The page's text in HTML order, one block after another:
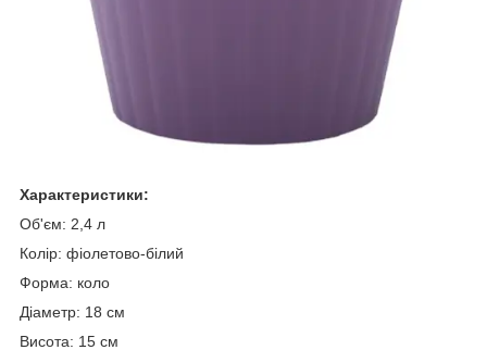
Характеристики:
Об'єм: 2,4 л
Колір: фіолетово-білий
Форма: коло
Діаметр: 18 см
Висота: 15 см